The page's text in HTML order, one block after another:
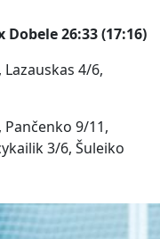
Dobele 26:33 (17:16)
Lazauskas 4/6,
Pančenko 9/11,
3/6, Šuleiko